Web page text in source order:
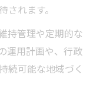
されます。
持管理や定期的な
運用計画や、行政
続可能な地域づく